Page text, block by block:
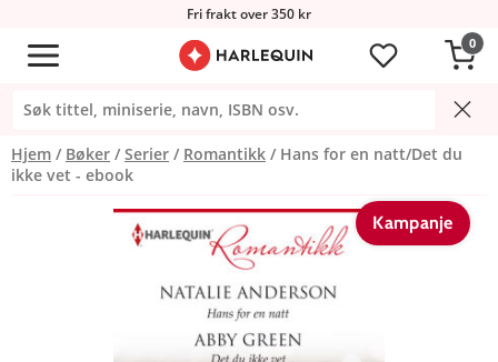
Fri frakt over 350 kr
0
Hjem Bøker Serier Romantikk
Hans for en natt/Det du
ikke vet - ebook
Kampanje